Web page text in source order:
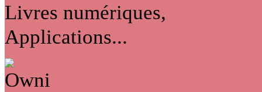
Livres numériques,
Applications...